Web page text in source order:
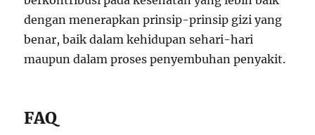
dengan menerapkan prinsip-prinsip gizi yang
benar, baik dalam kehidupan sehari-hari
maupun dalam proses penyembuhan penyakit.
FAQ